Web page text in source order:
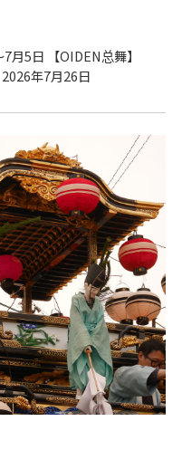
月5日 【OIDEN总舞】
年7月26日